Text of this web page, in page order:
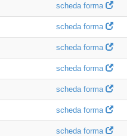
scheda forma
scheda forma
scheda forma
scheda forma
scheda forma
scheda forma
scheda forma